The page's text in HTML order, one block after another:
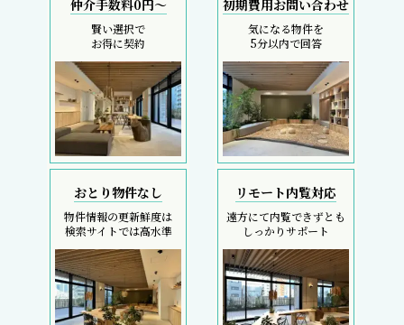
仲介手数料0円～
賢い選択で
お得に契約
初期費用お問い合わせ
気になる物件を
5分以内で回答
おとり物件なし
物件情報の更新鮮度は
検索サイトでは高水準
リモート内覧対応
遠方にて内覧できずとも
しっかりサポート